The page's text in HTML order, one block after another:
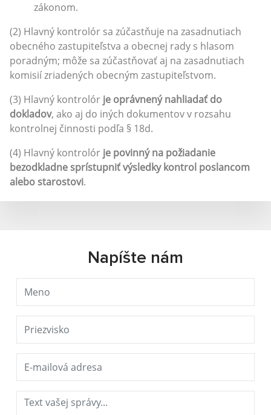
zákonom.
(2) Hlavný kontrolór sa zúčastňuje na zasadnutiach
obecného zastupiteľstva a obecnej rady s hlasom
poradným; môže sa zúčastňovať aj na zasadnutiach
komisií zriadených obecným zastupiteľstvom.
(3) Hlavný kontrolór je oprávnený nahliadať do
dokladov, ako aj do iných dokumentov v rozsahu
kontrolnej činnosti podľa § 18d.
(4) Hlavný kontrolór je povinný na požiadanie
bezodkladne sprístupniť výsledky kontrol poslancom
alebo starostovi.
Napíšte nám